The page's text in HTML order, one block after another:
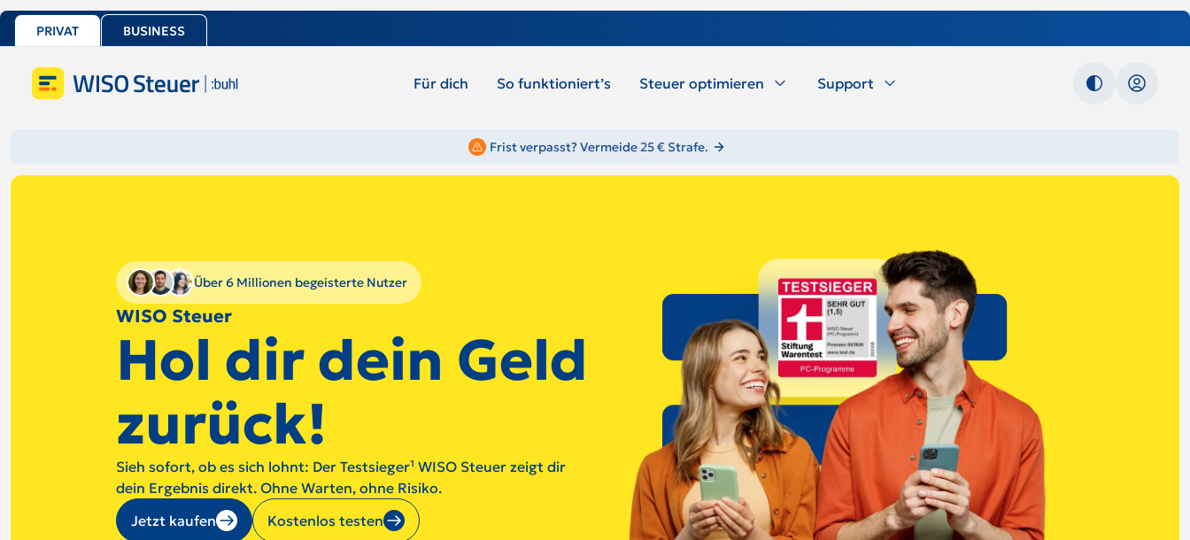
PRIVAT BUSINESS
Für dich So funktioniert’s Steuer optimieren Support
Frist verpasst? Vermeide 25 € Strafe.
Über 6 Millionen begeisterte Nutzer
WISO Steuer
Hol dir dein Geld
zurück!
Sieh sofort, ob es sich lohnt: Der Testsieger¹ WISO Steuer zeigt dir
dein Ergebnis direkt. Ohne Warten, ohne Risiko.
Jetzt kaufen
Kostenlos testen